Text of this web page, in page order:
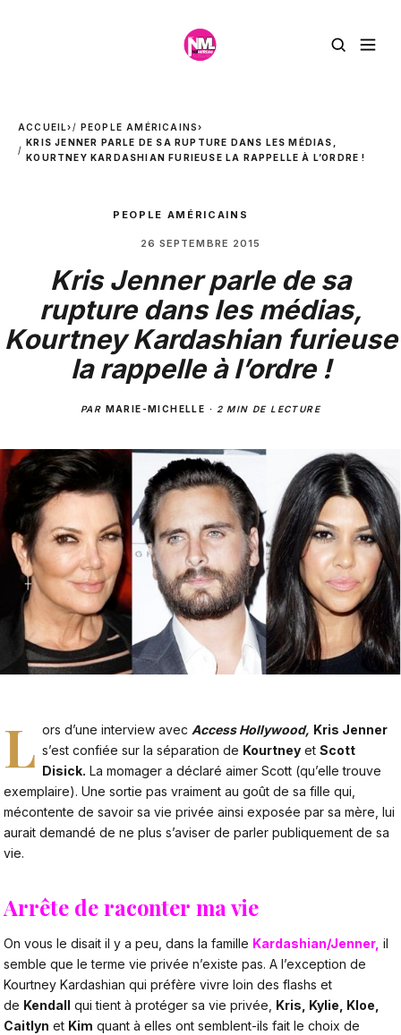
ACCUEIL› PEOPLE AMÉRICAINS›
KRIS JENNER PARLE DE SA RUPTURE DANS LES MÉDIAS,
KOURTNEY KARDASHIAN FURIEUSE LA RAPPELLE À L’ORDRE !
PEOPLE AMÉRICAINS
26 SEPTEMBRE 2015
Kris Jenner parle de sa
rupture dans les médias,
Kourtney Kardashian furieuse
la rappelle à l’ordre !
PAR MARIE-MICHELLE · 2 MIN DE LECTURE
L ors d’une interview avec Access Hollywood, Kris Jenner
s’est confiée sur la séparation de Kourtney etScott
Disick. La momager a déclaré aimer Scott (qu’elle trouve
exemplaire). Une sortie pas vraiment au goût de sa fille qui,
mécontente de savoir sa vie privée ainsi exposée par sa mère, lui
aurait demandé de ne plus s’aviser de parler publiquement de sa
vie.
Arrête de raconter ma vie
On vous le disait il y a peu, dans la famille Kardashian/Jenner, il
semble que le terme vie privée n’existe pas. A l’exception de
Kourtney Kardashian qui préfère vivre loin des flashs et
de Kendall qui tient à protéger sa vie privée, Kris, Kylie, Kloe,
Caitlyn et Kim quant à elles ont semblent-ils fait le choix de